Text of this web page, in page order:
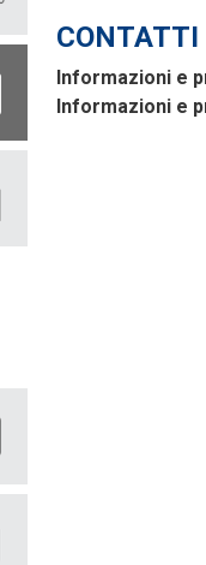
CONTATTI
Informazioni e
Informazioni e